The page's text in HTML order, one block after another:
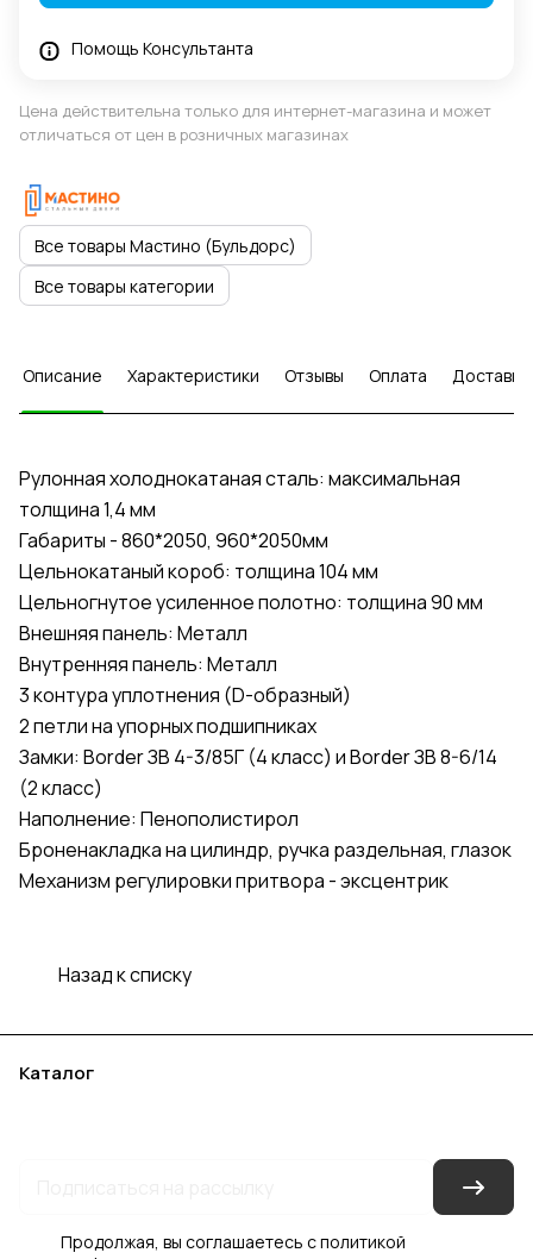
Помощь Консультанта
Цена действительна только для интернет-магазина и может
отличаться от цен в розничных магазинах
Все товары Мастино (Бульдорс)
Все товары категории
Описание Характеристики Отзывы Оплата Доставка
Рулонная холоднокатаная сталь: максимальная
толщина 1,4 мм
Габариты - 860*2050, 960*2050мм
Цельнокатаный короб: толщина 104 мм
Цельногнутое усиленное полотно: толщина 90 мм
Внешняя панель: Металл
Внутренняя панель: Металл
3 контура уплотнения (D-образный)
2 петли на упорных подшипниках
Замки: Border ЗВ 4-3/85Г (4 класс) и Border ЗВ 8-6/14
(2 класс)
Наполнение: Пенополистирол
Броненакладка на цилиндр, ручка раздельная, глазок
Механизм регулировки притвора - эксцентрик
Назад к списку
Каталог
Продолжая, вы соглашаетесь сполитикой